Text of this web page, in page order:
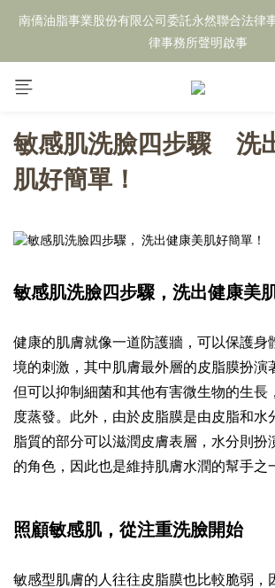
南僑油脂事業股份有限公司委託永然聯合法律
律事務所聲明啟事
敏感肌洗臉四步驟 洗
肌好簡單！
敏感肌洗臉四步驟，洗出健康美
健康的肌膚就像一道防護牆，可以保護身
境的刺激，其中肌膚最外層的皮脂膜扮演
但可以抑制細菌和其他有害微生物的生長
度蒸發。此外，由於皮脂膜是由皮脂和水
脂質的部分可以滋潤皮膚表層，水分則扮
的角色，因此也是維持肌膚水潤的幫手之
照顧敏感肌，從注重洗臉開始
敏感型肌膚的人往往皮脂膜也比較脆弱，